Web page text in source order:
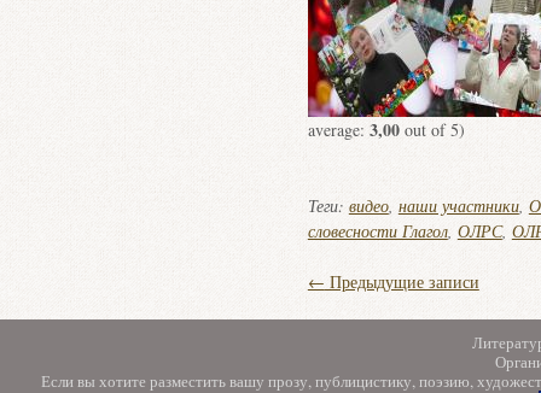
average: 3,00out of 5)
Теги: видео, наши участники,
словесности Глагол, ОЛРС,
← Предыдущие записи
Если вы хотите разместить вашу прозу, публицистику, поэзию,